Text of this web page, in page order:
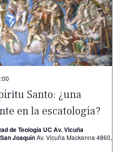
Santo: ¿una
en la escatología?
de Teología UC Av. Vicuña
JoaquínAv. Vicuña Mackenna 4860,